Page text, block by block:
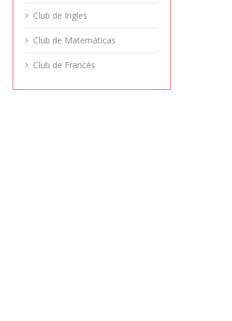
Club de Ingles
Club de Matemáticas
Club de Francés